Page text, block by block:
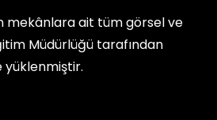
mekânlara ait tüm görsel ve
Müdürlüğü tarafından
yüklenmiştir.